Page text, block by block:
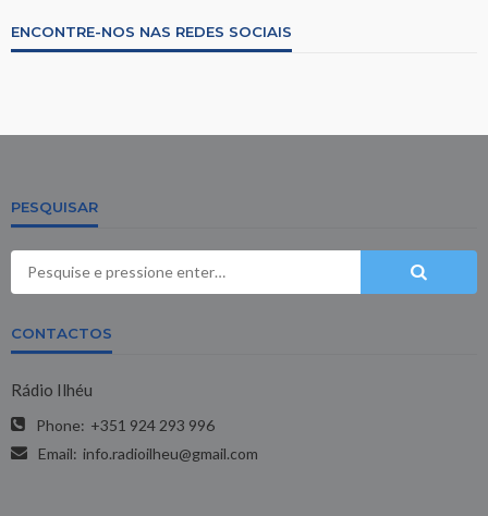
ENCONTRE-NOS NAS REDES SOCIAIS
PESQUISAR
CONTACTOS
Rádio Ilhéu
Phone: +351 924 293 996
Email: info.radioilheu@gmail.com